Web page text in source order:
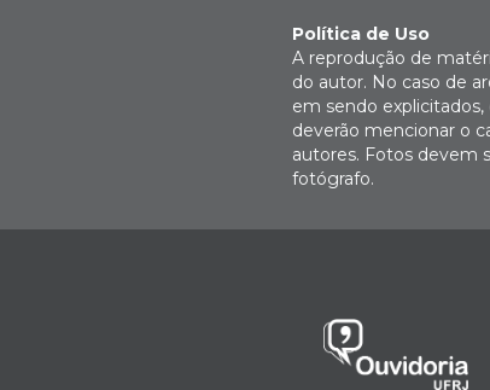
Política de Uso
A reprodução de
do autor. No caso de
em sendo
deverão mencionar o
autores. Fotos devem
fotógrafo.